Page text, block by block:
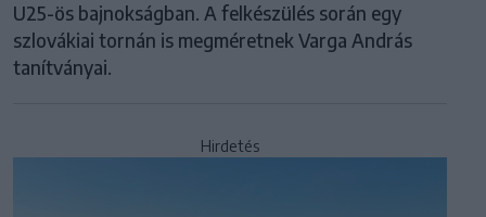
U25-ös bajnokságban. A felkészülés során egy
szlovákiai tornán is megméretnek Varga András
tanítványai.
Hirdetés